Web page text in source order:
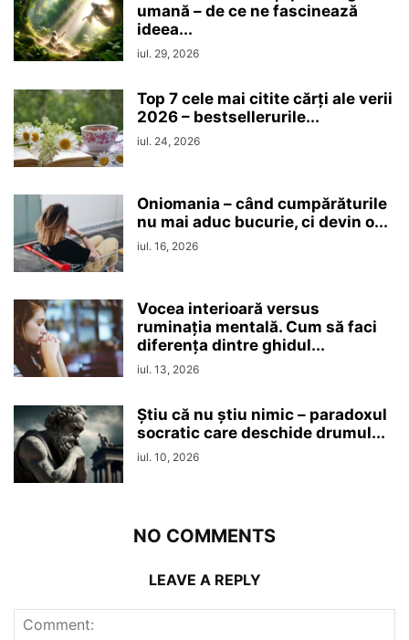
umană – de ce ne fascinează
ideea...
iul. 29, 2026
Top 7 cele mai citite cărți ale verii
2026 – bestsellerurile...
iul. 24, 2026
Oniomania – când cumpărăturile
nu mai aduc bucurie, ci devin o...
iul. 16, 2026
Vocea interioară versus
ruminaţia mentală. Cum să faci
diferența dintre ghidul...
iul. 13, 2026
Ştiu că nu ştiu nimic – paradoxul
socratic care deschide drumul...
iul. 10, 2026
NO COMMENTS
LEAVE A REPLY